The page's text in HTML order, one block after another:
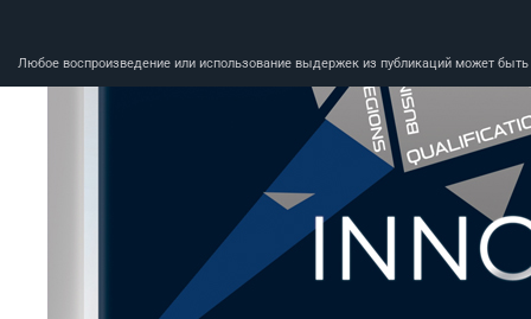
Любое воспроизведение или использование выдержек из публикаций может